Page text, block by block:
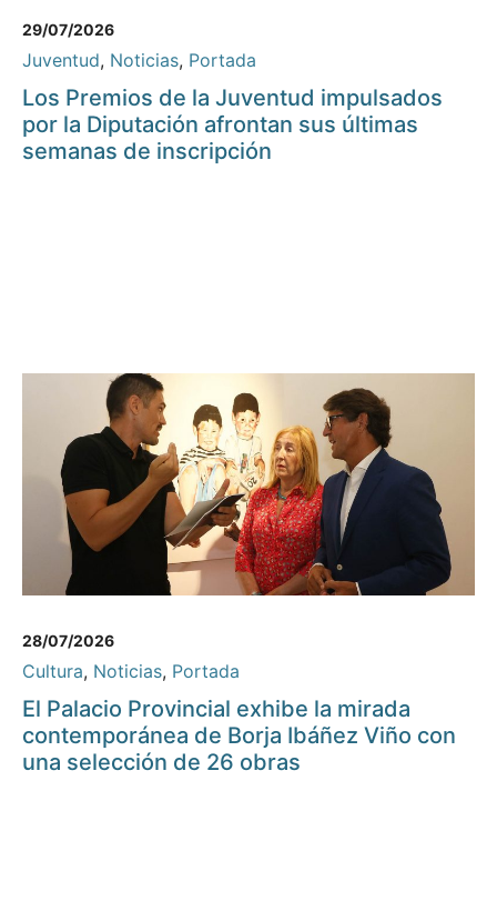
29/07/2026
Juventud, Noticias, Portada
Los Premios de la Juventud impulsados
por la Diputación afrontan sus últimas
semanas de inscripción
28/07/2026
Cultura, Noticias, Portada
El Palacio Provincial exhibe la mirada
contemporánea de Borja Ibáñez Viño con
una selección de 26 obras